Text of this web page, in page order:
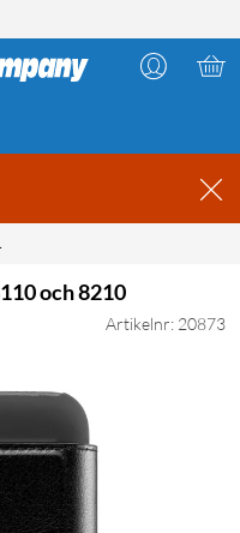
DORO MOBILPLÅNBOK FÖR DORO 8110 OCH 8210
och 8210
Artikelnr: 20873